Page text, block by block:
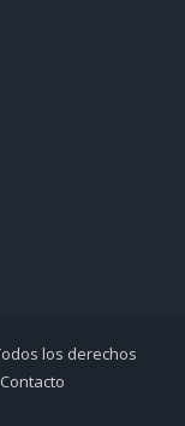
los derechos
Contacto